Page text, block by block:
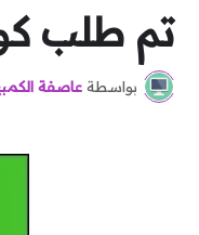
تم طلب
بواسطة عاصفة